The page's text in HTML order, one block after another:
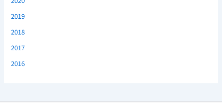
2019
2018
2017
2016